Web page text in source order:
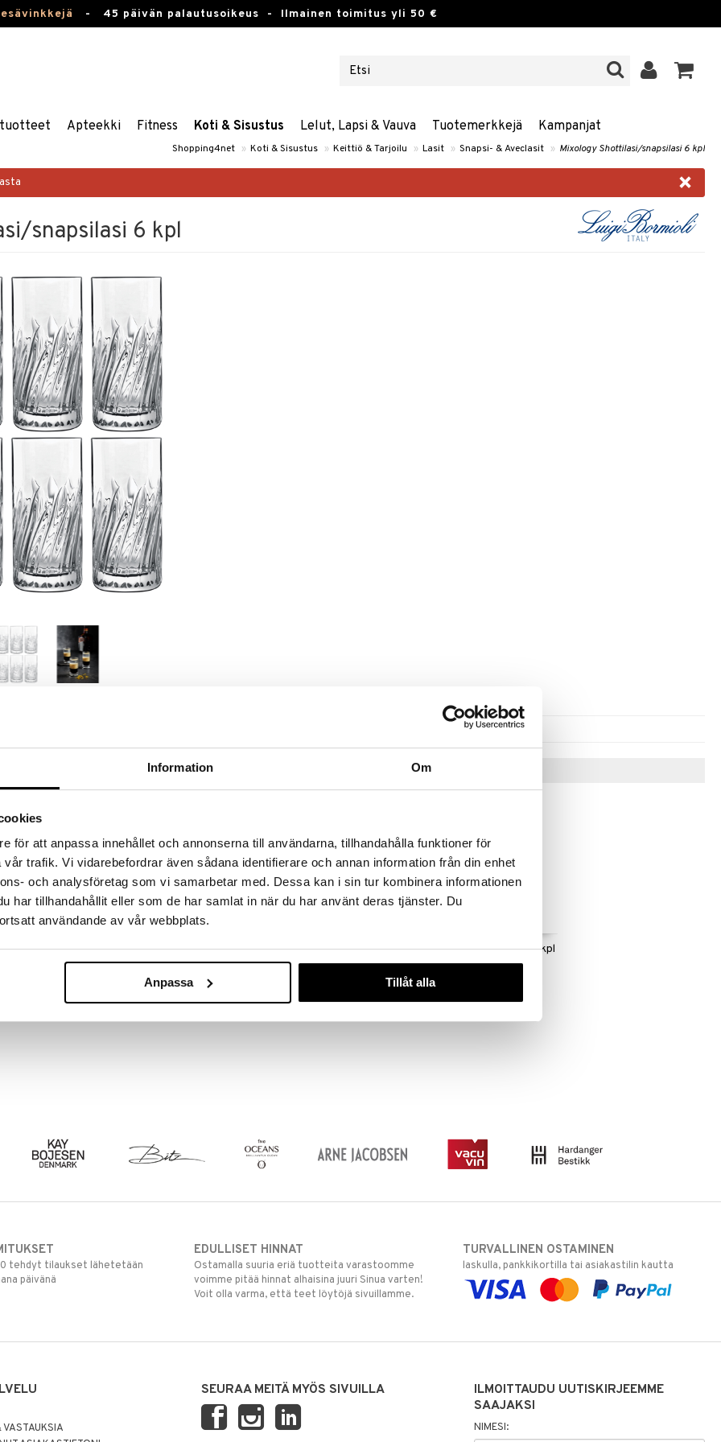
Information Om
för att anpassa innehållet och annonserna till användarna, tillhandahålla funktioner för
trafik. Vi vidarebefordrar även sådana identifierare och annan information från din enhet
och analysföretag som vi samarbetar med. Dessa kan i sin tur kombinera informationen
har tillhandahållit eller som de har samlat in när du har använt deras tjänster. Du
användande av vår webbplats.
Anpassa Tillåt alla
- 45 päivän palautusoikeus - Ilmainen toimitus yli 50 €
Apteekki Fitness Koti & Sisustus Lelut, Lapsi & Vauva Tuotemerkkejä Kampanjat
Shopping4net » Koti & Sisustus » Keittiö & Tarjoilu » Lasit » Snapsi- & Aveclasit » Mixology Shottilasi/snapsilasi 6 kpl
×
snapsilasi 6 kpl
eivät sisällä lyijyä eikä raskasmetalleja.
cm
Mixology lasit ginille ja
tonicille 4-pack
41,30 €
Mixology spritzlasit 4 kpl
48,90 €
tehdyt tilaukset lähetetään
päivänä
EDULLISET HINNAT
Ostamalla suuria eriä tuotteita varastoomme
voimme pitää hinnat alhaisina juuri Sinua varten!
Voit olla varma, että teet löytöjä sivuillamme.
TURVALLINEN OSTAMINEN
laskulla, pankkikortilla tai asiakastilin kautta
SEURAA MEITÄ MYÖS SIVUILLA
ILMOITTAUDU UUTISKIRJEEMME
SAAJAKSI
NIMESI: